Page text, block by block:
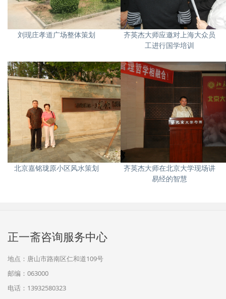
刘现庄孝道广场整体策划
齐英杰大师应邀对上海大众员
工进行国学培训
北京嘉铭珑原小区风水策划
齐英杰大师在北京大学现场讲
易经的智慧
正一斋咨询服务中心
地点：唐山市路南区仁和道109号
邮编：063000
电话：13932580323